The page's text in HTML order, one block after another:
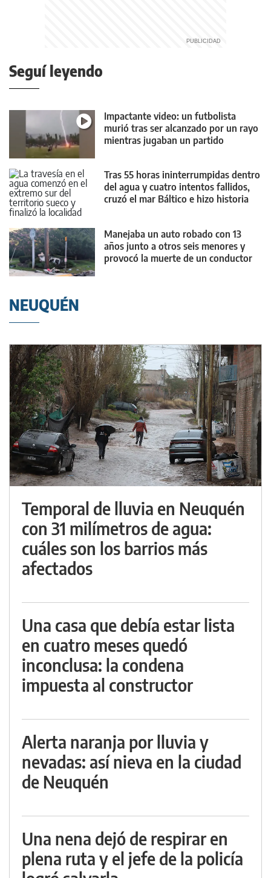
Seguí leyendo
Impactante video: un futbolista
murió tras ser alcanzado por un rayo
mientras jugaban un partido
Tras 55 horas ininterrumpidas dentro
del agua y cuatro intentos fallidos,
cruzó el mar Báltico e hizo historia
Manejaba un auto robado con 13
años junto a otros seis menores y
provocó la muerte de un conductor
NEUQUÉN
Temporal de lluvia en Neuquén
con 31 milímetros de agua:
cuáles son los barrios más
afectados
Una casa que debía estar lista
en cuatro meses quedó
inconclusa: la condena
impuesta al constructor
Alerta naranja por lluvia y
nevadas: así nieva en la ciudad
de Neuquén
Una nena dejó de respirar en
plena ruta y el jefe de la policía